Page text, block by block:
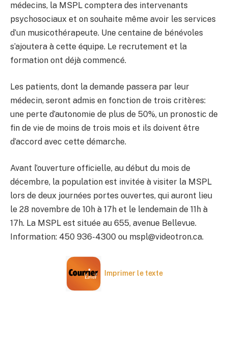
médecins, la MSPL comptera des intervenants
psychosociaux et on souhaite même avoir les services
d’un musicothérapeute. Une centaine de bénévoles
s’ajoutera à cette équipe. Le recrutement et la
formation ont déjà commencé.
Les patients, dont la demande passera par leur
médecin, seront admis en fonction de trois critères:
une perte d’autonomie de plus de 50%, un pronostic de
fin de vie de moins de trois mois et ils doivent être
d’accord avec cette démarche.
Avant l’ouverture officielle, au début du mois de
décembre, la population est invitée à visiter la MSPL
lors de deux journées portes ouvertes, qui auront lieu
le 28 novembre de 10h à 17h et le lendemain de 11h à
17h. La MSPL est située au 655, avenue Bellevue.
Information: 450 936-4300 ou mspl@videotron.ca.
Imprimer le texte